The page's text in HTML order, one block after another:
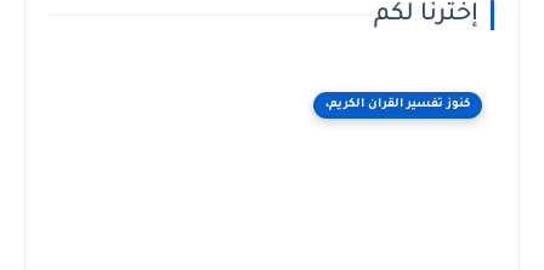
لكم
تفسير القران الكريم،